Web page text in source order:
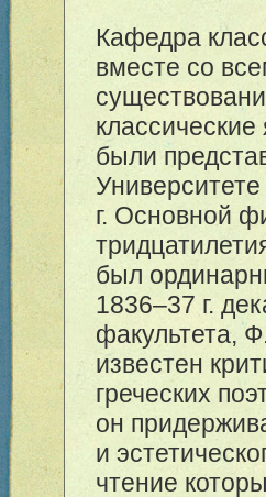
Кафедра
вместе со
были
г. Основной
был
1836–37 г.
факультета,
известен
греческих
он
и
чтение